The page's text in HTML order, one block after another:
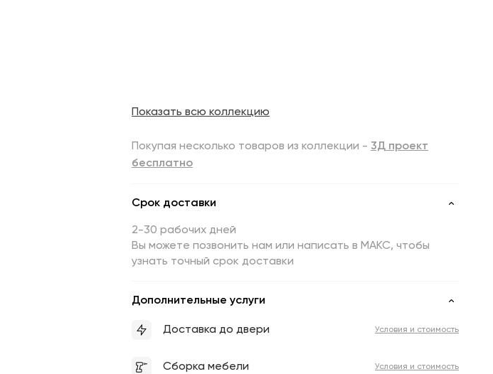
Показать всю коллекцию
Покупая несколько товаров из коллекции - 3Д проект
бесплатно
Срок доставки
2-30 рабочих дней
Вы можете позвонить нам или написать в МАКС, чтобы
узнать точный срок доставки
Дополнительные услуги
Доставка до двери Условия и стоимость
Сборка мебели Условия и стоимость